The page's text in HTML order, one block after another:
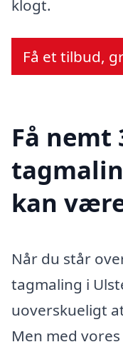
klogt.
Få et tilbud,
Få nemt
kan
Når du står
tagmaling i
uoverskueligt
Men med